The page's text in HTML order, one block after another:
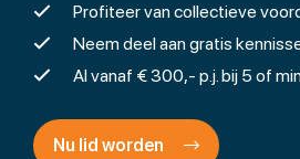
Profiteer van collectieve
Neem deel aan gratis
Al vanaf € 300,- p.j. bij 5 of
Nu lid worden